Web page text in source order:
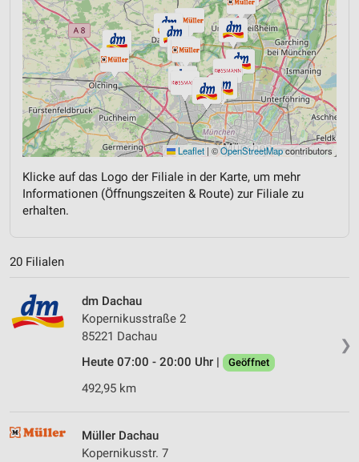
Leaflet | ©OpenStreetMapcontributors
Klicke auf das Logo der Filiale in der Karte, um mehr
Informationen (Öffnungszeiten & Route) zur Filiale zu
erhalten.
20 Filialen
❯
dm Dachau
Kopernikusstraße 2
85221 Dachau
Heute 07:00 - 20:00 Uhr |
Geöffnet
492,95 km
Müller Dachau
Kopernikusstr. 7